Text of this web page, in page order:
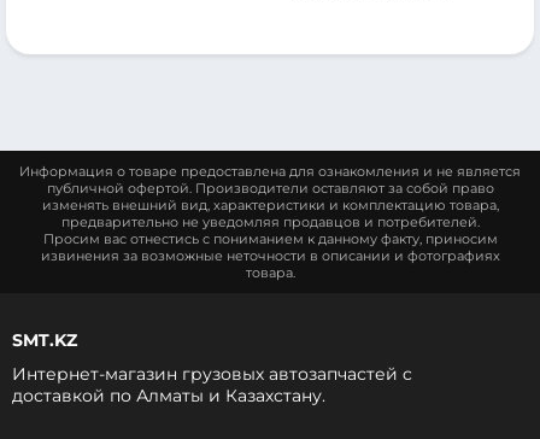
Информация о товаре предоставлена для ознакомления и не является
публичной офертой. Производители оставляют за собой право
изменять внешний вид, характеристики и комплектацию товара,
предварительно не уведомляя продавцов и потребителей.
Просим вас отнестись с пониманием к данному факту, приносим
извинения за возможные неточности в описании и фотографиях
товара.
SMT.KZ
Интернет-магазин грузовых автозапчастей c
доставкой по Алматы и Казахстану.